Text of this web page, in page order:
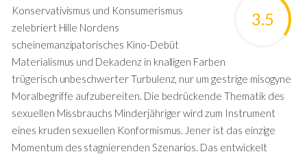
3.5
Konservativismus und Konsumerismus
zelebriert Hille Nordens
scheinemanzipatorisches Kino-Debüt
Materialismus und Dekadenz in knalligen Farben
trügerisch unbeschwerter Turbulenz, nur um gestrige misogyne
Moralbegriffe aufzubereiten. Die bedrückende Thematik des
sexuellen Missbrauchs Minderjähriger wird zum Instrument
eines kruden sexuellen Konformismus. Jener ist das einzige
Momentum des stagnierenden Szenarios. Das entwickelt